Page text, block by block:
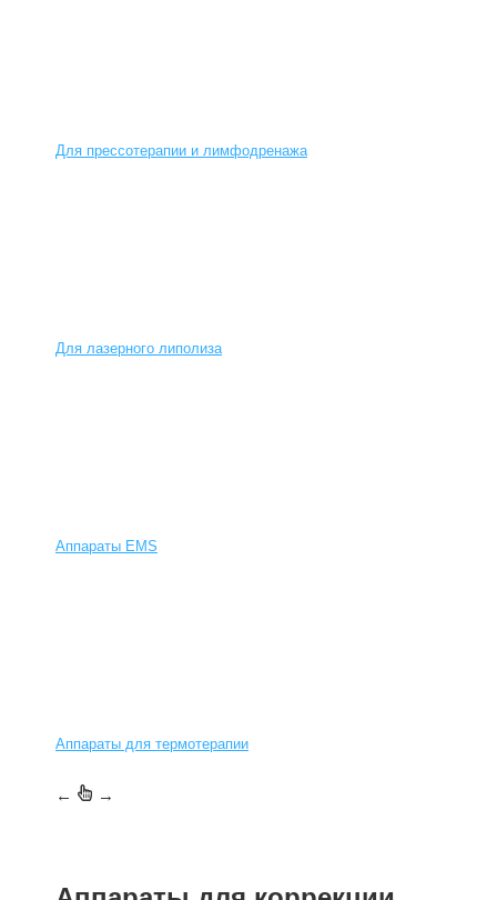
Для прессотерапии и лимфодренажа
Для лазерного липолиза
Аппараты EMS
Аппараты для термотерапии
← →